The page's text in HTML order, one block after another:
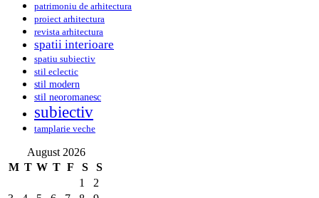
patrimoniu de arhitectura
proiect arhitectura
revista arhitectura
spatii interioare
spatiu subiectiv
stil eclectic
stil modern
stil neoromanesc
subiectiv
tamplarie veche
August 2026
M T W T F S
S
1
2